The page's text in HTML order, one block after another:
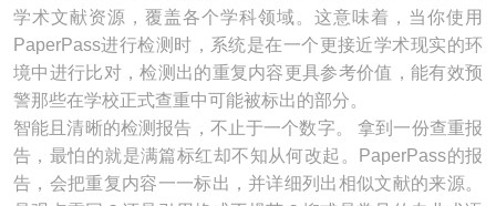
学术文献资源，覆盖各个学科领域。这意味着，当你使用
PaperPass进行检测时，系统是在一个更接近学术现实的环
境中进行比对，检测出的重复内容更具参考价值，能有效预
警那些在学校正式查重中可能被标出的部分。
智能且清晰的检测报告，不止于一个数字。 拿到一份查重报
告，最怕的就是满篇标红却不知从何改起。PaperPass的报
告，会把重复内容一一标出，并详细列出相似文献的来源。